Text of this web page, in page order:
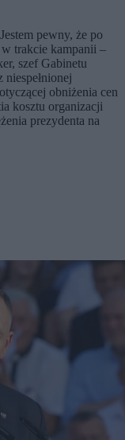
pewny, że po
trakcie kampanii –
szef Gabinetu
niespełnionej
obniżenia cen
kosztu organizacji
prezydenta na